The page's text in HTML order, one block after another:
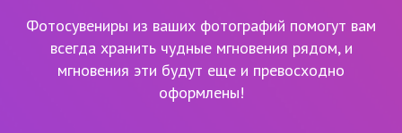
Фотосувениры из ваших фотографий помогут вам
всегда хранить чудные мгновения рядом, и
мгновения эти будут еще и превосходно
оформлены!